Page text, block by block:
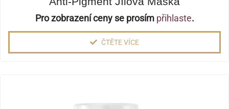
Pro zobrazení ceny se prosím přihlaste.
ČTĚTE VÍCE